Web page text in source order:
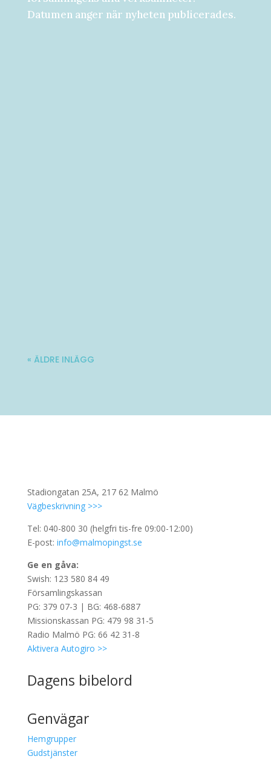
Datumen anger när nyheten publicerades.
« ÄLDRE INLÄGG
Stadiongatan 25A, 217 62 Malmö
Vägbeskrivning >>>
Tel: 040-800 30 (helgfri tis-fre 09:00-12:00)
E-post: info@malmopingst.se
Ge en gåva:
Swish: 123 580 84 49
Församlingskassan
PG: 379 07-3 | BG: 468-6887
Missionskassan PG: 479 98 31-5
Radio Malmö PG: 66 42 31-8
Aktivera Autogiro >>
Dagens bibelord
Genvägar
Hemgrupper
Gudstjänster